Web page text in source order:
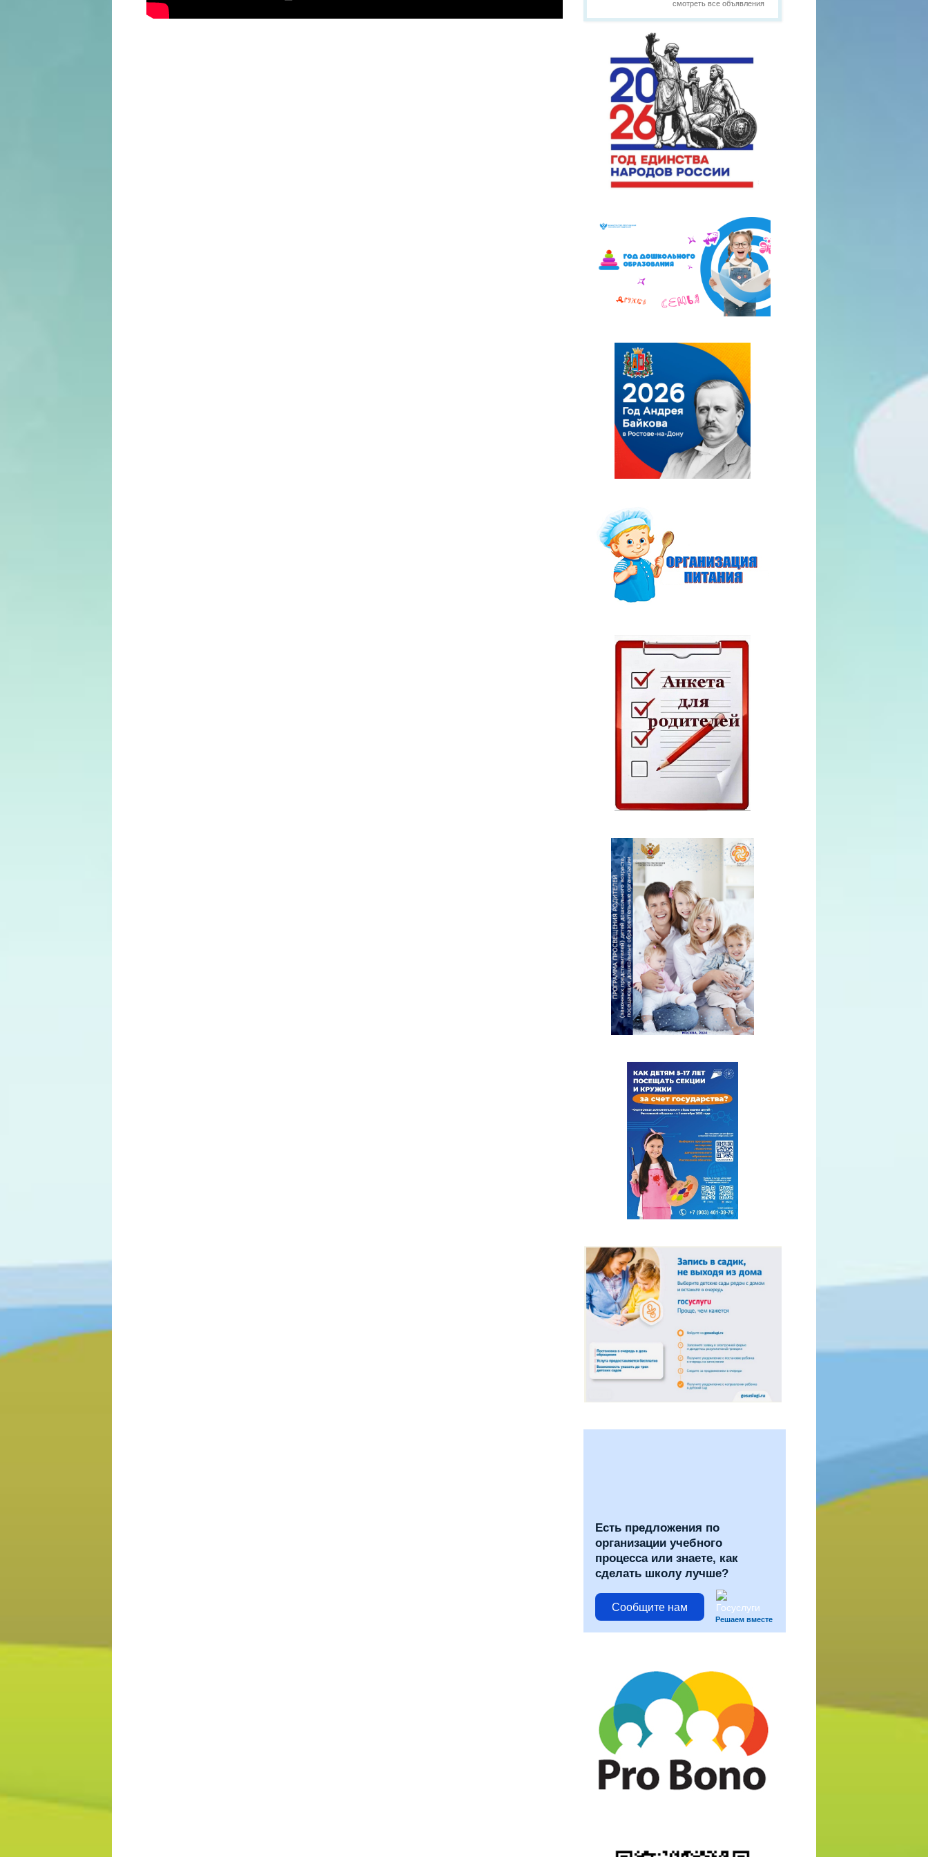
смотреть все объявления
Есть предложения по
организации учебного
процесса или знаете, как
сделать школу лучше?
Сообщите нам
Решаем вместе